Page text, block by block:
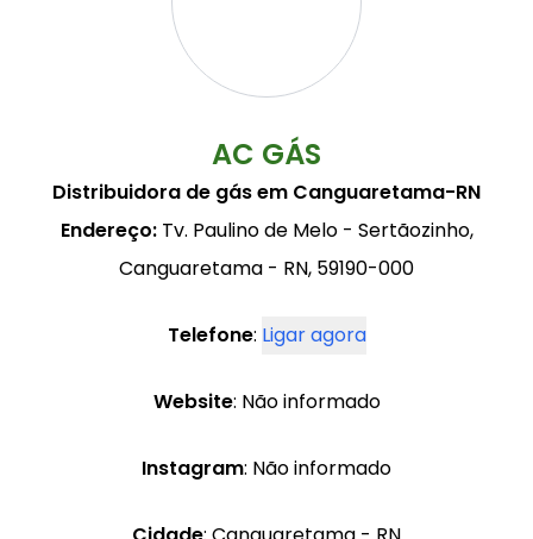
AC GÁS
Distribuidora de gás em Canguaretama-RN
Endereço:Tv. Paulino de Melo - Sertãozinho,
Canguaretama - RN, 59190-000
Telefone: Ligar agora
Website: Não informado
Instagram: Não informado